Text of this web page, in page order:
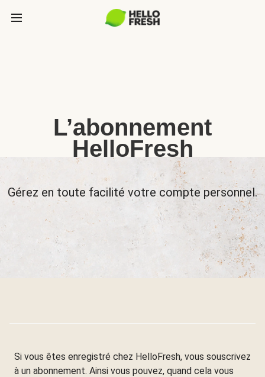
L’abonnement
HelloFresh
Gérez en toute facilité votre compte personnel.
Si vous êtes enregistré chez HelloFresh, vous souscrivez
à un abonnement. Ainsi vous pouvez, quand cela vous